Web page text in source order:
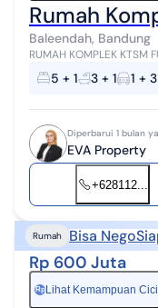
Rumah
Baleendah, Bandung
RUMAH KOMPLEK KTSM FULL
Bandung Rumah nyaman dengan konsep luas dan fungsional, cocok
untuk hunian keluarga b...
5 + 1 3 + 1 1 + 3
Diperbarui 1 bulan
EVA Property
+628112...
Rumah Bisa Nego
Rp 600 Juta
Rp Lihat Kemampuan